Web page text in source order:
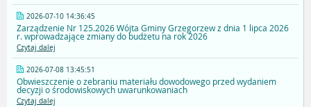
2026-07-10 14:36:45
Zarządzenie Nr 125.2026 Wójta Gminy Grzegorzew z dnia 1 lipca 2026
r. wprowadzające zmiany do budżetu na rok 2026
Czytaj dalej
2026-07-08 13:45:51
Obwieszczenie o zebraniu materiału dowodowego przed wydaniem
decyzji o środowiskowych uwarunkowaniach
Czytaj dalej